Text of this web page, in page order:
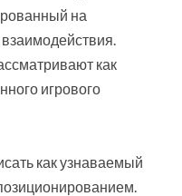
на
как
игрового
как узнаваемый